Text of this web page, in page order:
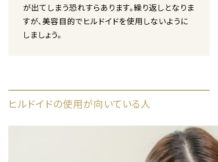
が出てしまう恐れすらあります。繰り返しとなりま
すが、美容目的でヒルドイドを使用しないように
しましょう。
ヒルドイドの使用が向いている人